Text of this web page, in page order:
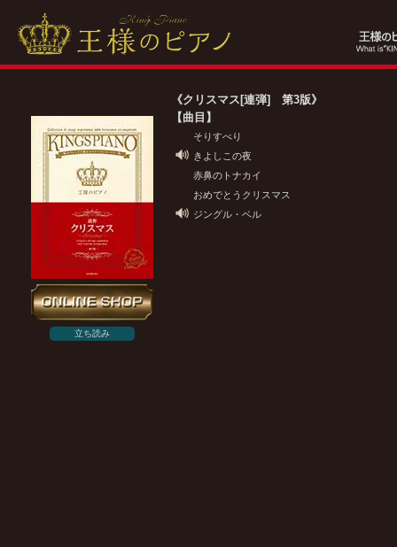
立ち読み
《クリスマス[連弾] 第3版》
【曲目】
そりすべり
きよしこの夜
赤鼻のトナカイ
おめでとうクリスマス
ジングル・ベル